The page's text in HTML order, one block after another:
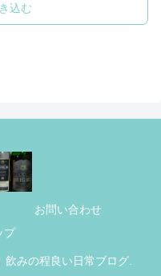
込む
お問い合わせ
プ
みの程良い日常ブログ.